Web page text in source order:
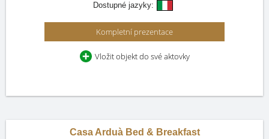
Dostupné jazyky:
Kompletní prezentace
Vložit objekt do své aktovky
Casa Arduà Bed & Breakfast